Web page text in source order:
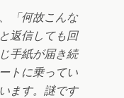
「何故こんな
返信しても回
手紙が届き続
トに乗ってい
ます。謎です